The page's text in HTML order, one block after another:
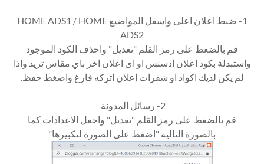
1- ضبط اعلان اعلى واسفل المواضيع HOME ADS1 / HOME
ADS2
قم بالضغط على رمز القلم "تعديل" واحذف الكود الموجود
واستبدلة بكود اعلان ادسنس او اى اعلان اخر باي مقاس تريد واذا
لم يكن لديك اكواد او شفرات اعلان اتركه فارغ واضغط حفظ.
2- رسائل المدونة
قم بالضغط على رمز القلم "تعديل" واجعل الاعدادات كما
بالصورة التالية "اضغط على الصورة لتكبيرها"